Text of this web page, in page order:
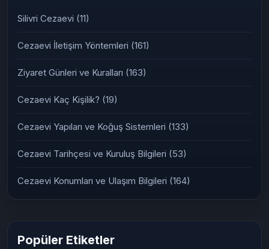
Silivri Cezaevi (11)
Cezaevi İletişim Yöntemleri (161)
Ziyaret Günleri ve Kuralları (163)
Cezaevi Kaç Kişilik? (19)
Cezaevi Yapıları ve Koğuş Sistemleri (133)
Cezaevi Tarihçesi ve Kuruluş Bilgileri (53)
Cezaevi Konumları ve Ulaşım Bilgileri (164)
Popüler Etiketler